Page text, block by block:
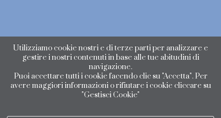
Utilizziamo cookie nostri e di terze parti per analizzare e
gestire i nostri contenuti in base alle tue abitudini di
navigazione.
Puoi accettare tutti i cookie facendo clic su "Accetta". Per
avere maggiori informazioni o rifiutare i cookie cliccare su
"Gestisci Cookie"